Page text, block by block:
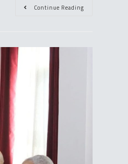
Continue Reading